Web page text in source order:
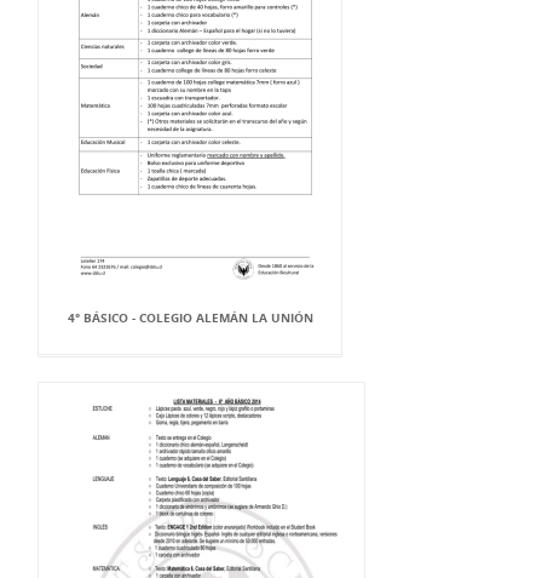
4° BÁSICO - COLEGIO ALEMÁN LA UNIÓN